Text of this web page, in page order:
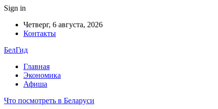
Sign in
Четверг, 6 августа, 2026
Контакты
БелГид
Главная
Экономика
Афиша
Что посмотреть в Беларуси